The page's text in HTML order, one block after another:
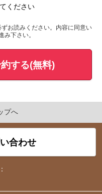
ください
ずお読みください。内容に同意い
み下さい。
する(無料)
プへ
合わせ